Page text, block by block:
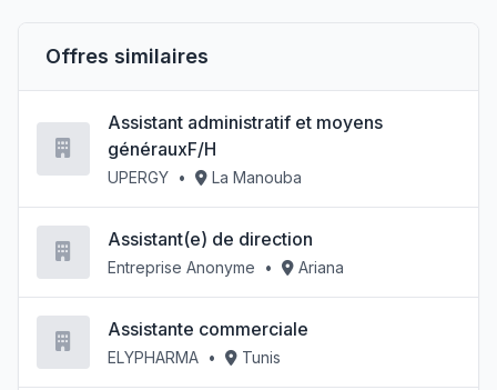
Offres similaires
Assistant administratif et moyens
générauxF/H
UPERGY • La Manouba
Assistant(e) de direction
Entreprise Anonyme • Ariana
Assistante commerciale
ELYPHARMA • Tunis